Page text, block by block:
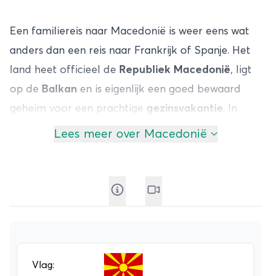
Een familiereis naar Macedonië is weer eens wat
anders dan een reis naar Frankrijk of Spanje. Het
land heet officieel de Republiek Macedonië, ligt
op de Balkan en is eigenlijk een goed bewaard
geheim voor een prachtige gezinsvakantie. In
Macedonië
vind je heel veel rust, een bijzonder
familiereis in Macedonië
om samen met de kinderen een lange fietstocht
oude dorpjes tegen waar de mensen nog op
traditionele wijze leven. Tussendoor kun je
Lees meer over Macedonië
Vlag: